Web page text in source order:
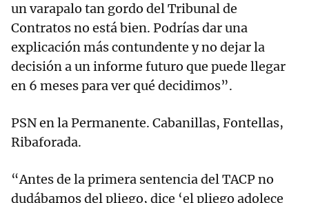
un varapalo tan gordo del Tribunal de
Contratos no está bien. Podrías dar una
explicación más contundente y no dejar la
decisión a un informe futuro que puede llegar
en 6 meses para ver qué decidimos”.
PSN en la Permanente. Cabanillas, Fontellas,
Ribaforada.
“Antes de la primera sentencia del TACP no
dudábamos del pliego, dice ‘el pliego adolece